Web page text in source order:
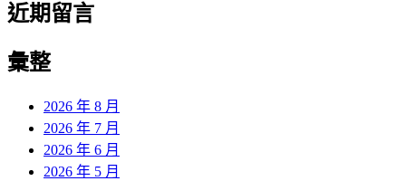
近期留言
彙整
2026 年 8 月
2026 年 7 月
2026 年 6 月
2026 年 5 月